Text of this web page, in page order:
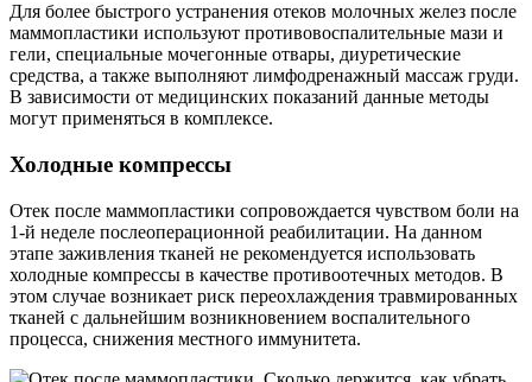
Для более быстрого устранения отеков молочных желез после
маммопластики используют противовоспалительные мази и
гели, специальные мочегонные отвары, диуретические
средства, а также выполняют лимфодренажный массаж груди.
В зависимости от медицинских показаний данные методы
могут применяться в комплексе.
Холодные компрессы
Отек после маммопластики сопровождается чувством боли на
1-й неделе послеоперационной реабилитации. На данном
этапе заживления тканей не рекомендуется использовать
холодные компрессы в качестве противоотечных методов. В
этом случае возникает риск переохлаждения травмированных
тканей с дальнейшим возникновением воспалительного
процесса, снижения местного иммунитета.